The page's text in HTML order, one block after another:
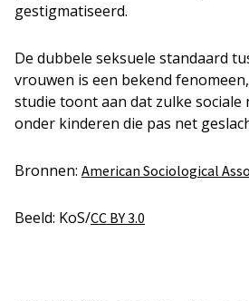
gestigmatiseerd.
De dubbele seksuele standaard
vrouwen is een bekend
studie toont aan dat zulke sociale
onder kinderen die pas net
Bronnen: American Sociological
Beeld: KoS/CC BY 3.0